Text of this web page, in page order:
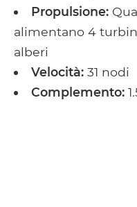
Propulsione:
alimentano 4
alberi
Velocità:31 nodi
Complemento: